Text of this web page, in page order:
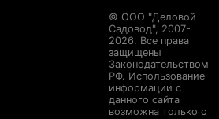
© ООО "Деловой
Садовод", 2007-
2026. Все права
защищены
Законодательством
РФ. Использование
информации с
данного сайта
возможна только с